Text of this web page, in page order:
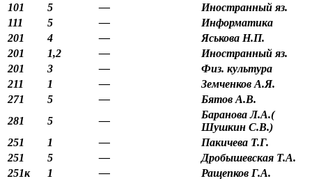
101
5 —
Иностранный яз.
111
5 —
Информатика
201
4 —
Яськова Н.П.
201
1,2 —
Иностранный яз.
201
3 —
Физ. культура
211
1 —
Земченков А.Я.
271
5 —
Бятов А.В.
281
5 —
Баранова Л.А.(
Шушкин С.В.)
251
1 —
Пакичева Т.Г.
251
5 —
Дробышевская Т.А.
251к
1 —
Ращепков Г.А.